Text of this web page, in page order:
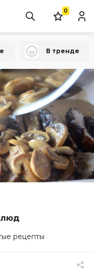
0
В тренде
рецепты